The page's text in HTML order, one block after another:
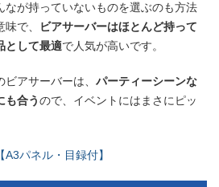
なが持っていないものを選ぶのも方法
で、
ビアサーバーはほとんど持って
として最適で人気が高いです。
アサーバーは、 パーティーシーンな
も合うので、イベントにはまさにピッ
パネル・目録付】